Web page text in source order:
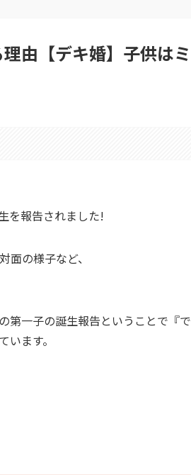
由【デキ婚】子供はミ
を報告されました!
面の様子など、
第一子の誕生報告ということで『で
ます。